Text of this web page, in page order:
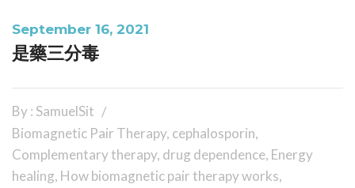
September 16, 2021
是藥三分毒
By : SamuelSit
Biomagnetic Pair Therapy, cephalosporin,
Complementary therapy, drug dependence, Energy
healing, How biomagnetic pair therapy works,